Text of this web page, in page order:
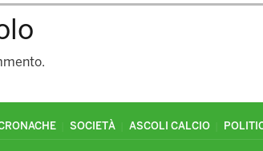
SOCIETÀ ASCOLI CALCIO